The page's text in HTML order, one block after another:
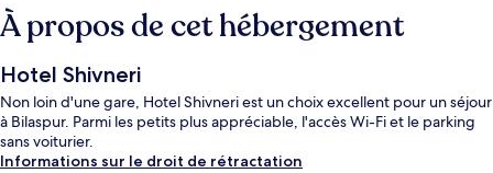
À propos de cet hébergement
Hotel Shivneri
Non loin d'une gare, Hotel Shivneri est un choix excellent pour un séjour
à Bilaspur. Parmi les petits plus appréciable, l'accès Wi-Fi et le parking
sans voiturier.
Informations sur le droit de rétractation